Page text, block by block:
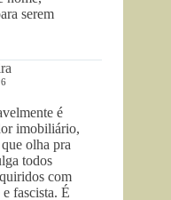
serem
é
imobiliário,
olha pra
todos
com
fascista. É